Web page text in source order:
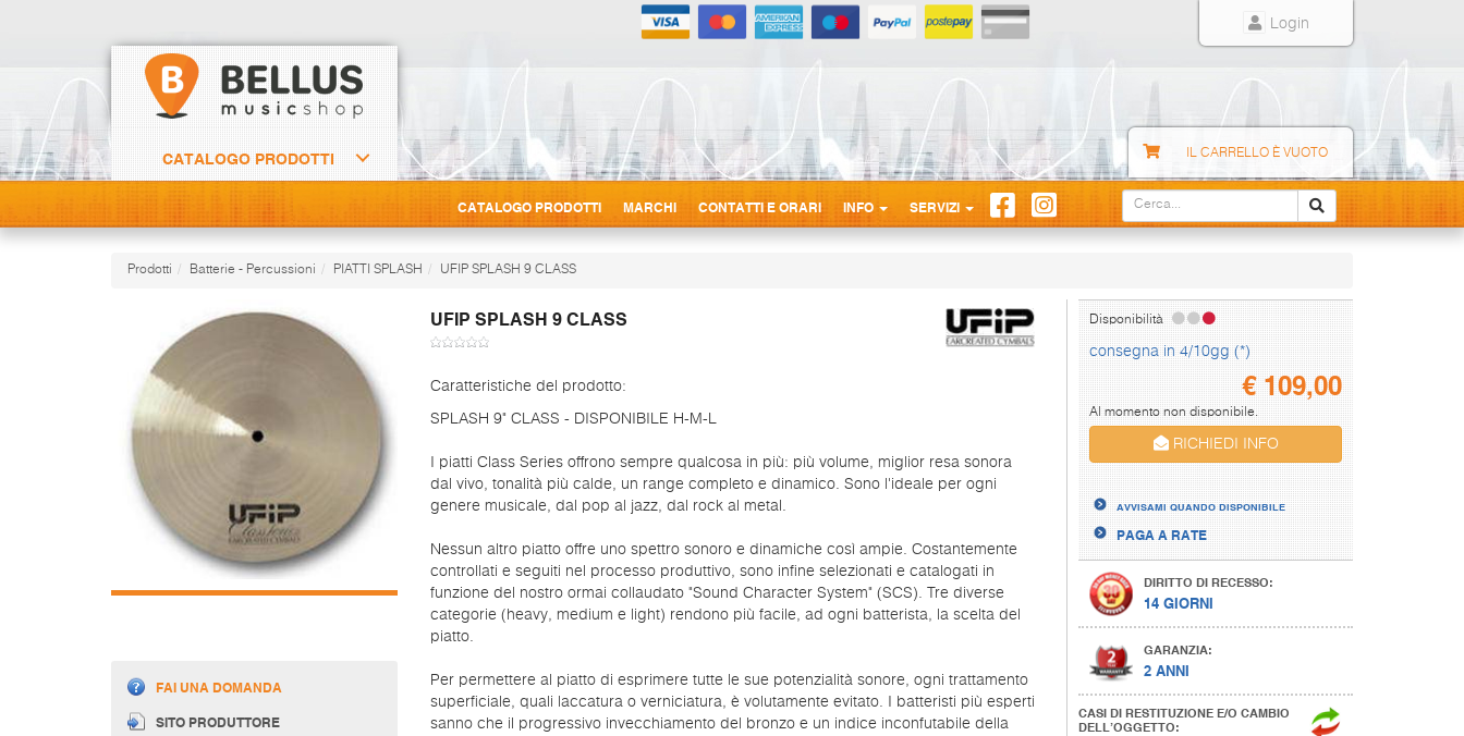
Login
CATALOGO PRODOTTI IL CARRELLO È VUOTO
CATALOGO PRODOTTI MARCHI CONTATTI E ORARI INFO SERVIZI
Prodotti Batterie - Percussioni PIATTI SPLASH UFIP SPLASH 9 CLASS
UFIP SPLASH 9 CLASS
FAI UNA DOMANDA
SITO PRODUTTORE
Caratteristiche del prodotto:
SPLASH 9" CLASS - DISPONIBILE H-M-L
I piatti Class Series offrono sempre qualcosa in più: più volume, miglior resa sonora
dal vivo, tonalità più calde, un range completo e dinamico. Sono l'ideale per ogni
genere musicale, dal pop al jazz, dal rock al metal.
Nessun altro piatto offre uno spettro sonoro e dinamiche così ampie. Costantemente
controllati e seguiti nel processo produttivo, sono infine selezionati e catalogati in
funzione del nostro ormai collaudato "Sound Character System" (SCS). Tre diverse
categorie (heavy, medium e light) rendono più facile, ad ogni batterista, la scelta del
piatto.
Per permettere al piatto di esprimere tutte le sue potenzialità sonore, ogni trattamento
superficiale, quali laccatura o verniciatura, è volutamente evitato. I batteristi più esperti
sanno che il progressivo invecchiamento del bronzo e un indice inconfutabile della
Disponibilità
consegna in 4/10gg (*)
€109,00
Al momento non disponibile.
RICHIEDI INFO
AVVISAMI QUANDO DISPONIBILE
PAGA A RATE
DIRITTO DI RECESSO:
14 GIORNI
GARANZIA:
2 ANNI
CASI DI RESTITUZIONE E/O CAMBIO
DELL’OGGETTO: